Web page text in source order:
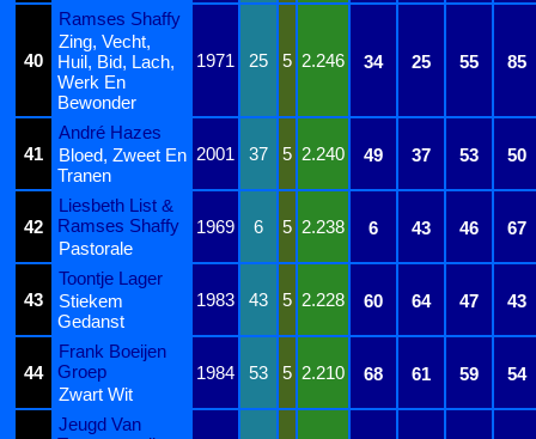
40
Ramses Shaffy
1971 25 5 2.246 34 25 55 85
Zing, Vecht,
Huil, Bid, Lach,
Werk En
Bewonder
41
André Hazes
2001
37 5 2.240 49 37 53 50
Bloed, Zweet En
Tranen
42
Liesbeth List &
Ramses Shaffy
1969 6 5 2.238 6 43 46
67
Pastorale
43
Toontje Lager
1983
43 5 2.228 60 64 47 43
Stiekem
Gedanst
44
Frank Boeijen
Groep
1984 53 5 2.210 68 61 59
54
Zwart Wit
Jeugd Van